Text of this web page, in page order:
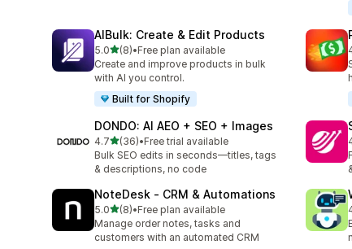
AIBulk: Create & Edit Products
5.0별 5개 중
(8)
총 리뷰 8개
•Free plan available
Create and improve products in bulk
with AI you control.
Built for Shopify
DONDO: AI AEO + SEO + Images
4.7별 5개 중
(36)
총 리뷰 36개
•Free trial available
Bulk SEO edits in seconds—titles, tags
& descriptions, no code
NoteDesk ‑ CRM & Automations
5.0별 5개 중
(8)
총 리뷰 8개
•Free plan available
Manage order notes, tasks and
customers with an automated CRM